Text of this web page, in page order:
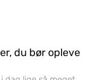
du bør opleve